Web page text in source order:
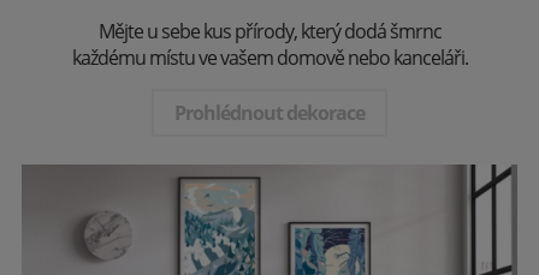
Mějte u sebe kus přírody, který dodá šmrnc
každému místu ve vašem domově nebo kanceláři.
Prohlédnout dekorace